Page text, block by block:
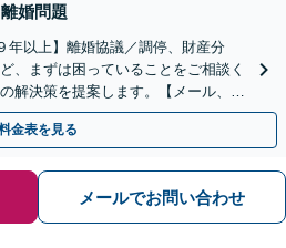
婚問題
年以上】離婚協議／調停、財産分
、まずは困っていることをご相談く
解決策を提案します。【メール、LI
テラス可】
金表を見る
メールでお問い合わせ